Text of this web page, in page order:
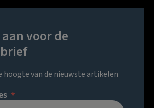
voor de
hoogte van de nieuwste artikelen